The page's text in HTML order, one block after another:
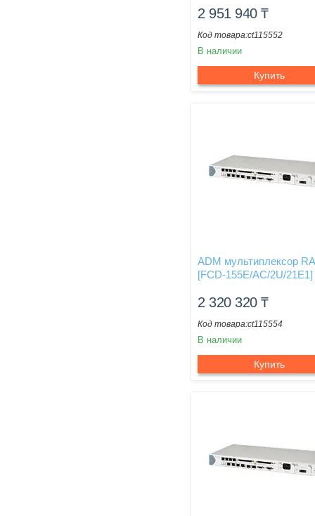
2 951 940₸
ct115552
В наличии
Купить
ADM мультиплексор
[FCD-155E/AC/2U/21E1]
2 320 320₸
ct115554
В наличии
Купить